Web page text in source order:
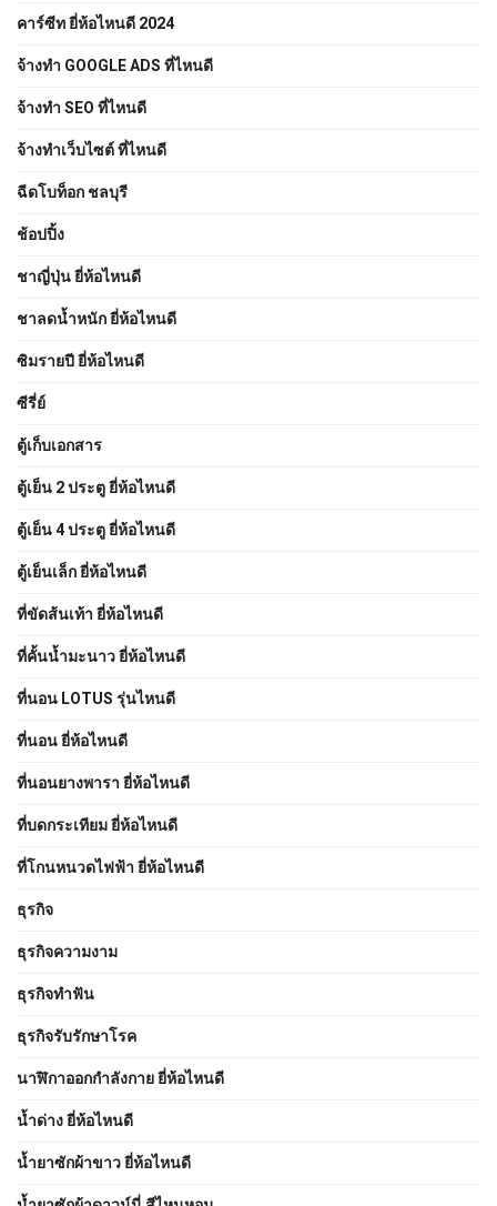
คาร์ซีท ยี่ห้อไหนดี 2024
จ้างทํา GOOGLE ADS ที่ไหนดี
จ้างทํา SEO ที่ไหนดี
จ้างทําเว็บไซต์ ที่ไหนดี
ฉีดโบท็อก ชลบุรี
ช้อปปิ้ง
ชาญี่ปุ่น ยี่ห้อไหนดี
ชาลดน้ำหนัก ยี่ห้อไหนดี
ซิมรายปี ยี่ห้อไหนดี
ซีรี่ย์
ตู้เก็บเอกสาร
ตู้เย็น 2 ประตู ยี่ห้อไหนดี
ตู้เย็น 4 ประตู ยี่ห้อไหนดี
ตู้เย็นเล็ก ยี่ห้อไหนดี
ที่ขัดส้นเท้า ยี่ห้อไหนดี
ที่คั้นน้ำมะนาว ยี่ห้อไหนดี
ที่นอน LOTUS รุ่นไหนดี
ที่นอน ยี่ห้อไหนดี
ที่นอนยางพารา ยี่ห้อไหนดี
ที่บดกระเทียม ยี่ห้อไหนดี
ที่โกนหนวดไฟฟ้า ยี่ห้อไหนดี
ธุรกิจ
ธุรกิจความงาม
ธุรกิจทำฟัน
ธุรกิจรับรักษาโรค
นาฬิกาออกกำลังกาย ยี่ห้อไหนดี
น้ำด่าง ยี่ห้อไหนดี
น้ำยาซักผ้าขาว ยี่ห้อไหนดี